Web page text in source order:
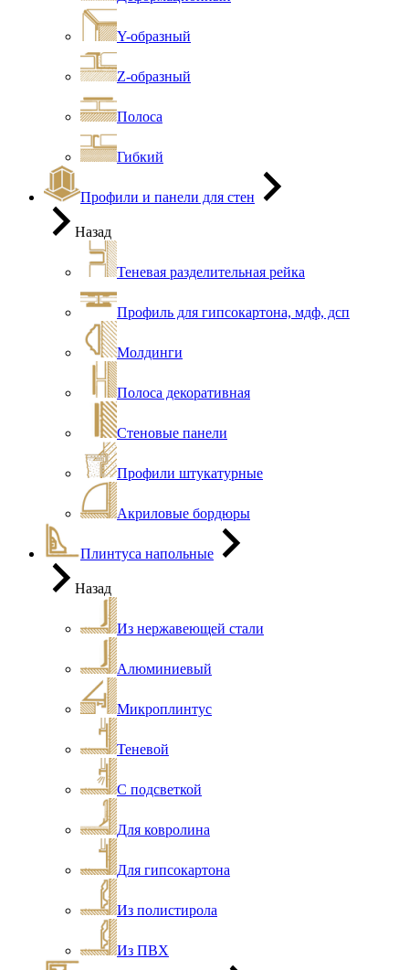
Y-образный
Z-образный
Полоса
Гибкий
Профили и панели для стен
Назад
Теневая разделительная рейка
Профиль для гипсокартона, мдф, дсп
Молдинги
Полоса декоративная
Стеновые панели
Профили штукатурные
Акриловые бордюры
Плинтуса напольные
Назад
Из нержавеющей стали
Алюминиевый
Микроплинтус
Теневой
С подсветкой
Для ковролина
Для гипсокартона
Из полистирола
Из ПВХ